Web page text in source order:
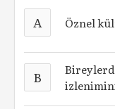
A Öznel
B